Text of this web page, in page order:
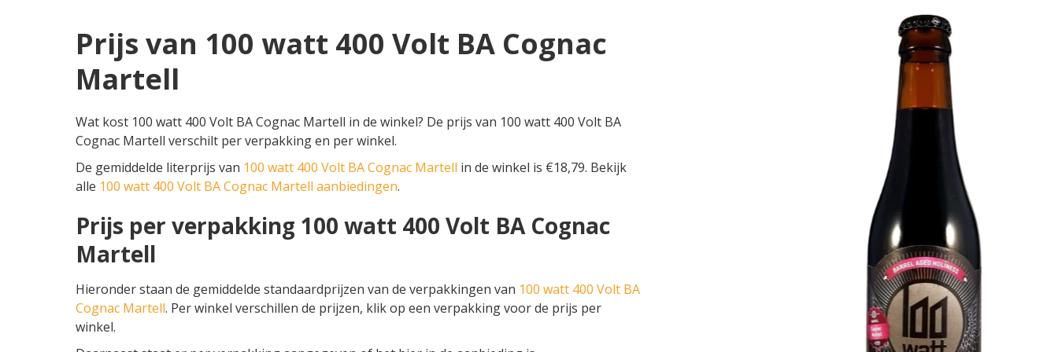
Prijs van 100 watt 400 Volt BA Cognac
Martell
Wat kost 100 watt 400 Volt BA Cognac Martell in de winkel? De prijs van 100 watt 400 Volt BA
Cognac Martell verschilt per verpakking en per winkel.
De gemiddelde literprijs van 100 watt 400 Volt BA Cognac Martell in de winkel is €18,79. Bekijk
alle 100 watt 400 Volt BA Cognac Martell aanbiedingen.
Prijs per verpakking 100 watt 400 Volt BA Cognac
Martell
Hieronder staan de gemiddelde standaardprijzen van de verpakkingen van 100 watt 400 Volt BA
Cognac Martell. Per winkel verschillen de prijzen, klik op een verpakking voor de prijs per
winkel.